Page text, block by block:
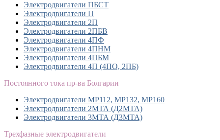
Электродвигатели ПБСТ
Электродвигатели П
Электродвигатели 2П
Электродвигатели 2ПБВ
Электродвигатели 4ПФ
Электродвигатели 4ПНМ
Электродвигатели 4ПБМ
Электродвигатели 4П (4ПО, 2ПБ)
Постоянного тока пр-ва Болгарии
Электродвигатели MP112, МР132, MP160
Электродвигатели 2МТА (Д2МТА)
Электродвигатели 3МТА (Д3МТА)
Трехфазные электродвигатели